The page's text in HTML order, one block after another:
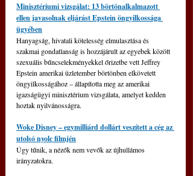
Minisztériumi vizsgálat: 13 börtönalkalmazott
ellen javasolnak eljárást Epstein öngyilkossága
ügyében
Hanyagság, hivatali kötelesség elmulasztása és
szakmai gondatlanság is hozzájárult az egyebek között
szexuális bűncselekményekkel őrizetbe vett Jeffrey
Epstein amerikai üzletember börtönben elkövetett
öngyilkosságához – állapította meg az amerikai
igazságügyi minisztérium vizsgálata, amelyet kedden
hoztak nyilvánosságra.
Woke Disney – egymilliárd dollárt veszített a cég az
utolsó nyolc filmjén
Úgy tűnik, a nézők nem vevők az újhullámos
irányzatokra.